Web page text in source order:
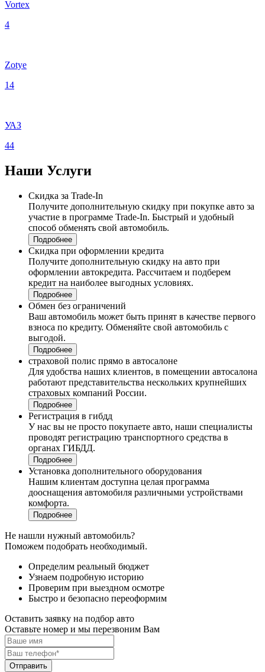
Vortex
4
Zotye
14
УАЗ
44
Наши Услуги
Скидка за Trade-In
Получите дополнительную скидку при покупке авто за
участие в программе Trade-In. Быстрый и удобный
способ обменять свой автомобиль.
Подробнее
Скидка при оформлении кредита
Получите дополнительную скидку на авто при
оформлении автокредита. Рассчитаем и подберем
кредит на наиболее выгодных условиях.
Подробнее
Обмен без ограничений
Ваш автомобиль может быть принят в качестве первого
взноса по кредиту. Обменяйте свой автомобиль с
выгодой.
Подробнее
страховой полис прямо в автосалоне
Для удобства наших клиентов, в помещении автосалона
работают представительства нескольких крупнейших
страховых компаний России.
Подробнее
Регистрация в гибдд
У нас вы не просто покупаете авто, наши специалисты
проводят регистрацию транспортного средства в
органах ГИБДД.
Подробнее
Установка дополнительного оборудования
Нашим клиентам доступна целая программа
дооснащения автомобиля различными устройствами
комфорта.
Подробнее
Не нашли нужный автомобиль?
Поможем подобрать необходимый.
Определим реальный бюджет
Узнаем подробную историю
Проверим при выездном осмотре
Быстро и безопасно переоформим
Оставить заявку на подбор авто
Оставьте номер и мы перезвоним Вам
Отправить